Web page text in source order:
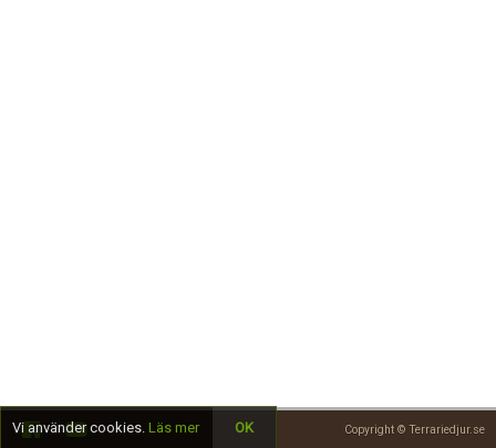
Copyright © Terrariedjur.se
Vi använder cookies. Läs mer OK